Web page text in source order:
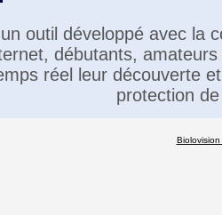
outil développé avec la
débutants,
réel leur découverte
protection
Biolovision